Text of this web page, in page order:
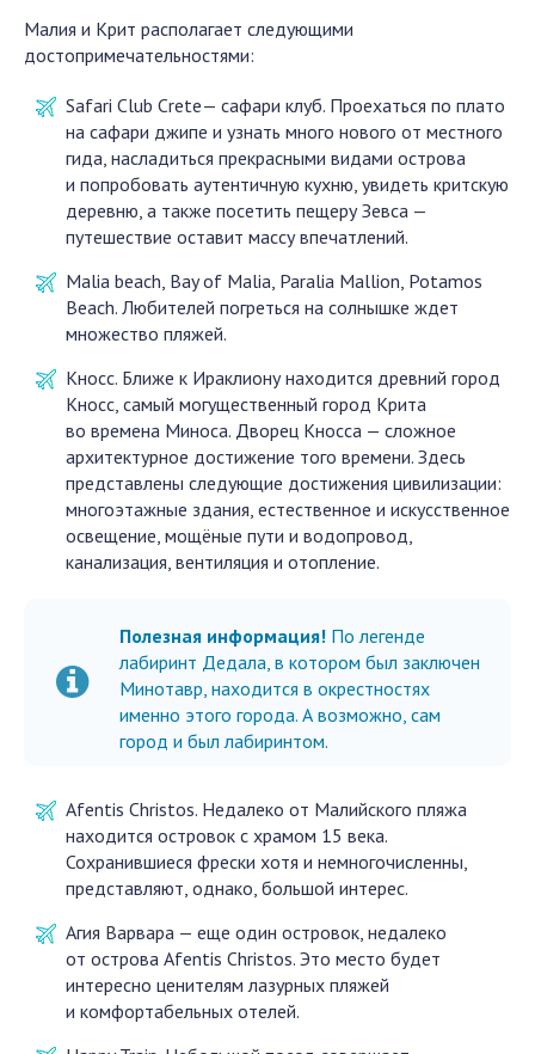
Малия и Крит располагает следующими
достопримечательностями:
Safari Club Crete— сафари клуб. Проехаться по плато
на сафари джипе и узнать много нового от местного
гида, насладиться прекрасными видами острова
и попробовать аутентичную кухню, увидеть критскую
деревню, а также посетить пещеру Зевса —
путешествие оставит массу впечатлений.
Malia beach, Bay of Malia, Paralia Mallion, Potamos
Beach. Любителей погреться на солнышке ждет
множество пляжей.
Кносс. Ближе к Ираклиону находится древний город
Кносс, самый могущественный город Крита
во времена Миноса. Дворец Кносса — сложное
архитектурное достижение того времени. Здесь
представлены следующие достижения цивилизации:
многоэтажные здания, естественное и искусственное
освещение, мощёные пути и водопровод,
канализация, вентиляция и отопление.
Полезная информация! По легенде
лабиринт Дедала, в котором был заключен
Минотавр, находится в окрестностях
именно этого города. А возможно, сам
город и был лабиринтом.
Afentis Christos. Недалеко от Малийского пляжа
находится островок с храмом 15 века.
Сохранившиеся фрески хотя и немногочисленны,
представляют, однако, большой интерес.
Агия Варвара — еще один островок, недалеко
от острова Afentis Christos. Это место будет
интересно ценителям лазурных пляжей
и комфортабельных отелей.